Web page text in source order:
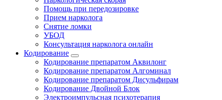
Помощь при передозировке
Прием нарколога
Снятие ломки
УБОД
Консультация нарколога онлайн
Кодирование
Кодирование препаратом Аквилонг
Кодирование препаратом Алгоминал
Кодирование препаратом Дисульфирам
Кодирование Двойной Блок
Электроимпульсная психотерапия